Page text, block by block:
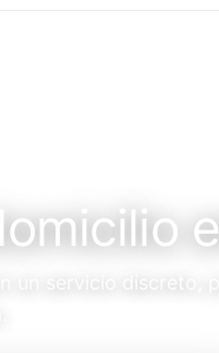
un servicio discreto,